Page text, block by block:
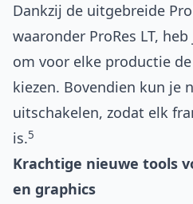
Dankzij de uitgebreide
waaronder ProRes LT,
om voor elke productie
kiezen. Bovendien kun je
uitschakelen, zodat elk
is.5
Krachtige nieuwe tools
en graphics